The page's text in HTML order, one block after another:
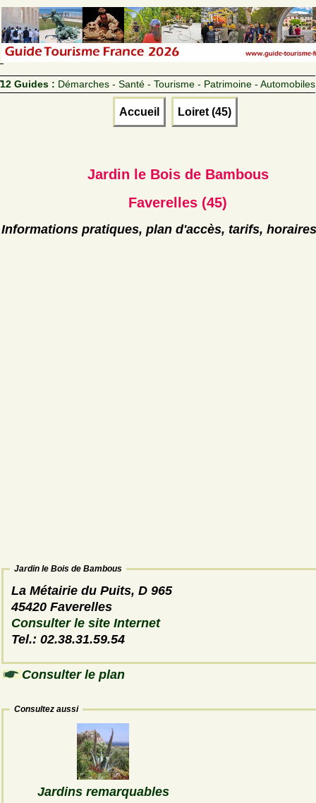
12 Guides : Démarches - Santé - Tourisme - Patrimoine - Automobiles
Accueil Loiret (45)
Jardin le Bois de Bambous
Faverelles (45)
Informations pratiques, plan d'accès, tarifs, horaires
Jardin le Bois de Bambous
La Métairie du Puits, D 965
45420 Faverelles
Consulter le site Internet
Tel.: 02.38.31.59.54
Consulter le plan
Consultez aussi
Jardins remarquables